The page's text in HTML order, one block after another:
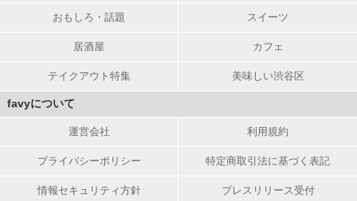
おもしろ・話題 スイーツ
居酒屋 カフェ
テイクアウト特集 美味しい渋谷区
favyについて
運営会社 利用規約
プライバシーポリシー 特定商取引法に基づく表記
情報セキュリティ方針 プレスリリース受付